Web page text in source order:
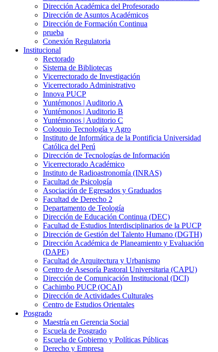
Dirección Académica del Profesorado
Dirección de Asuntos Académicos
Dirección de Formación Continua
prueba
Conexión Regulatoria
Institucional
Rectorado
Sistema de Bibliotecas
Vicerrectorado de Investigación
Vicerrectorado Administrativo
Innova PUCP
Yuntémonos | Auditorio A
Yuntémonos | Auditorio B
Yuntémonos | Auditorio C
Coloquio Tecnología y Agro
Instituto de Informática de la Pontificia Universidad
Católica del Perú
Dirección de Tecnologías de Información
Vicerrectorado Académico
Instituto de Radioastronomía (INRAS)
Facultad de Psicología
Asociación de Egresados y Graduados
Facultad de Derecho 2
Departamento de Teología
Dirección de Educación Continua (DEC)
Facultad de Estudios Interdisciplinarios de la PUCP
Dirección de Gestión del Talento Humano (DGTH)
Dirección Académica de Planeamiento y Evaluación
(DAPE)
Facultad de Arquitectura y Urbanismo
Centro de Asesoría Pastoral Universitaria (CAPU)
Dirección de Comunicación Institucional (DCI)
Cachimbo PUCP (OCAI)
Dirección de Actividades Culturales
Centro de Estudios Orientales
Posgrado
Maestría en Gerencia Social
Escuela de Posgrado
Escuela de Gobierno y Políticas Públicas
Derecho y Empresa